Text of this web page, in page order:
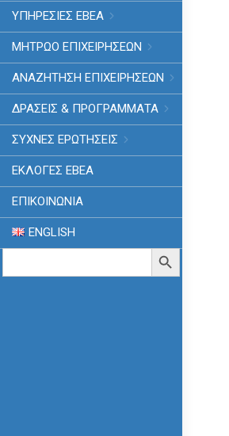
ΥΠΗΡΕΣΙΕΣ ΕΒΕΑ
ΜΗΤΡΩΟ ΕΠΙΧΕΙΡΗΣΕΩΝ
ΑΝΑΖΗΤΗΣΗ ΕΠΙΧΕΙΡΗΣΕΩΝ
ΔΡΑΣΕΙΣ & ΠΡΟΓΡΑΜΜΑΤΑ
ΣΥΧΝΕΣ ΕΡΩΤΗΣΕΙΣ
ΕΚΛΟΓΈΣ ΕΒΕΑ
ΕΠΙΚΟΙΝΩΝΙΑ
ENGLISH
Search
Search Button